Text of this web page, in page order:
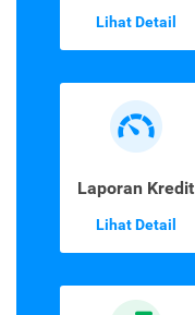
Lihat Detail
Laporan Kredit
Lihat Detail